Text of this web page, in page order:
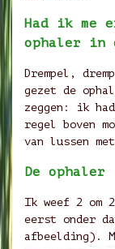
Had ik me
ophaler in
Drempel,
gezet de
zeggen: ik
regel boven
van lussen
De ophaler
Ik weef 2 om
eerst onder
afbeelding).